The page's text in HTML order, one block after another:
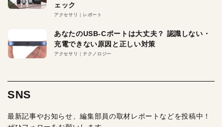
ェック
アクセサリ レポート
あなたのUSB-Cポートは大丈夫？ 認識しない・
充電できない原因と正しい対策
アクセサリ テクノロジー
SNS
最新記事やお知らせ、編集部員の取材レポートなどを投稿中！